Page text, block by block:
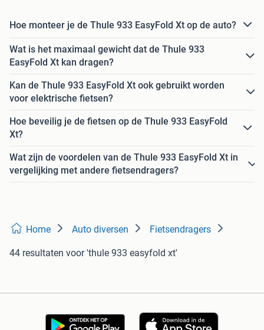
Hoe monteer je de Thule 933 EasyFold Xt op de auto?
Wat is het maximaal gewicht dat de Thule 933
EasyFold Xt kan dragen?
Kan de Thule 933 EasyFold Xt ook gebruikt worden
voor elektrische fietsen?
Hoe beveilig je de fietsen op de Thule 933 EasyFold
Xt?
Wat zijn de voordelen van de Thule 933 EasyFold Xt in
vergelijking met andere fietsendragers?
Home Auto diversen Fietsendragers
44 resultaten voor 'thule 933 easyfold xt'